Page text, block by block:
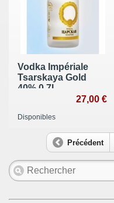
Vodka Impériale
Tsarskaya Gold
40% 0.7L
27,00 €
Disponibles
Précédent